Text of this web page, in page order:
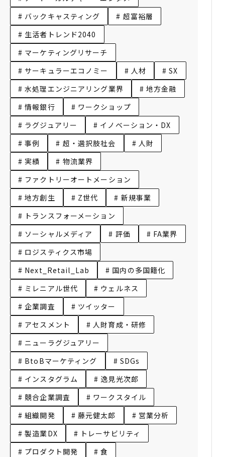
# バックキャスティング
# 超富裕層
# 生活者トレンド2040
# マーケティングリサーチ
# サーキュラーエコノミー
# 人材
# SX
# 水処理エンジニアリング業界
# 地方金融
# 情報銀行
# ワークショップ
# ラグジュアリー
# イノベーション・DX
# 事例
# 超・選択肢社会
# 人財
# 実績
# 物流業界
# ファクトリーオートメーション
# 地方創生
# Z世代
# 新規事業
# トランスフォーメーション
# ソーシャルメディア
# 評価
# FA業界
# ロジスティクス市場
# Next_Retail_Lab
# 国内の多国籍化
# ミレニアル世代
# ウェルネス
# 企業調査
# ツイッター
# アセスメント
# 人財育成・研修
# ニューラグジュアリー
# BtoBマーケティング
# SDGs
# インスタグラム
# 逸見光次郎
# 競合企業調査
# ワークスタイル
# 組織開発
# 藤元健太郎
# 営業分析
# 製造業DX
# トレーサビリティ
# プロダクト開発
# 食